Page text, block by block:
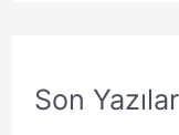
Son Yazılar